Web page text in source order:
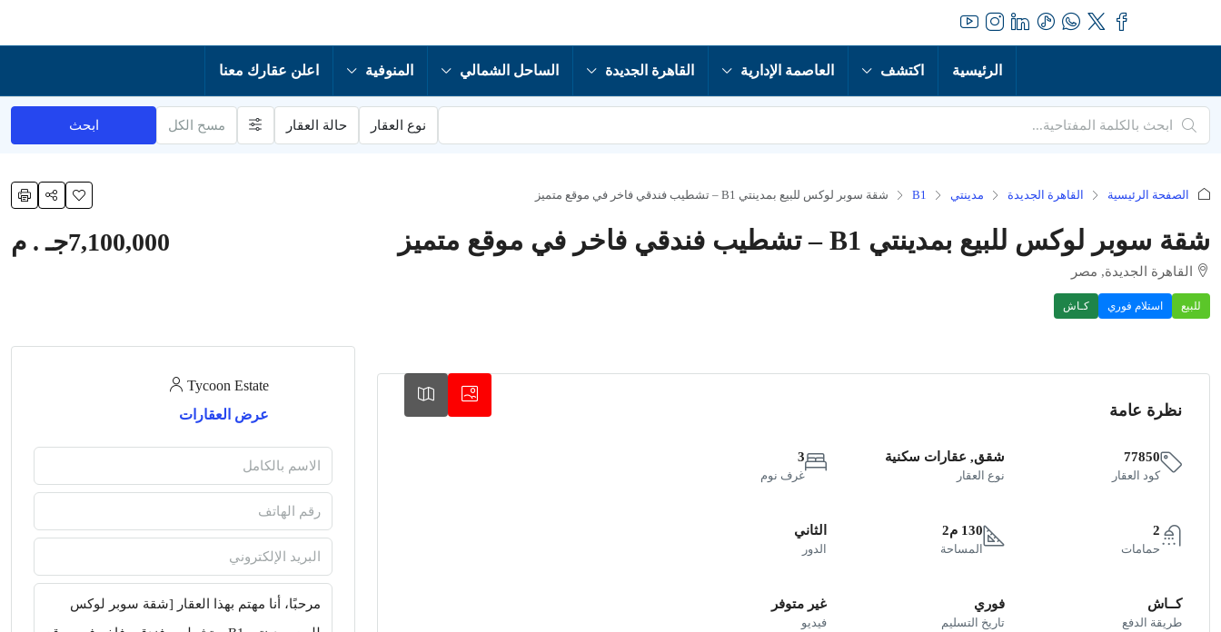
الرئيسية اكتشف العاصمة الإدارية القاهرة الجديدة الساحل الشمالي المنوفية اعلن عقارك معنا
نوع العقار حالة العقار مسح الكل ابحث
الصفحة الرئيسية القاهرة الجديدة مدينتي B1 شقة سوبر لوكس للبيع بمدينتي B1 – تشطيب فندقي فاخر في موقع متميز
شقة سوبر لوكس للبيع بمدينتي B1 – تشطيب فندقي فاخر في موقع متميز
القاهرة الجديدة, مصر
للبيع استلام فوري كـاش
7,100,000جـ . م
نظرة عامة
77850
كود العقار
شقق, عقارات سكنية
نوع العقار
3
غرف نوم
2
حمامات
130 م2
المساحة
الثاني
الدور
كــاش
طريقة الدفع
فوري
تاريخ التسليم
غير متوفر
فيديو
Tycoon Estate
عرض العقارات